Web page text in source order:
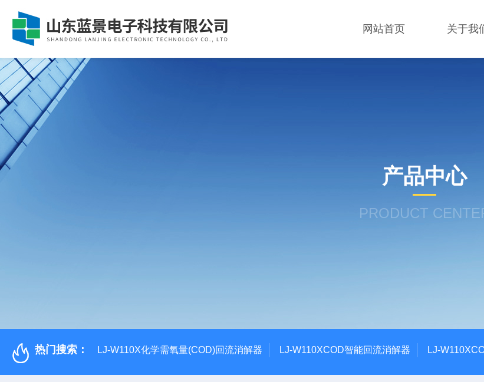
网站首页 关于我
产品中心
PRODUCT
热门搜索： LJ-W110X化学需氧量(COD)回流消解器 LJ-W110XCOD智能回流消解器 LJ-